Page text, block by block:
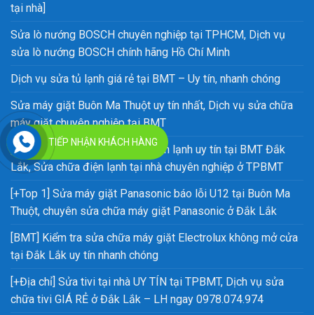
tại nhà]
Sửa lò nướng BOSCH chuyên nghiệp tại TPHCM, Dịch vụ
sửa lò nướng BOSCH chính hãng Hồ Chí Minh
Dịch vụ sửa tủ lạnh giá rẻ tại BMT – Uy tín, nhanh chóng
Sửa máy giặt Buôn Ma Thuột uy tín nhất, Dịch vụ sửa chữa
máy giặt chuyên nghiệp tại BMT
[TOP 1] Trung tâm sửa chữa điện lạnh uy tín tại BMT Đắk
Lắk, Sửa chữa điện lạnh tại nhà chuyên nghiệp ở TPBMT
[+Top 1] Sửa máy giặt Panasonic báo lỗi U12 tại Buôn Ma
Thuột, chuyên sửa chữa máy giặt Panasonic ở Đắk Lắk
[BMT] Kiểm tra sửa chữa máy giặt Electrolux không mở cửa
tại Đắk Lắk uy tín nhanh chóng
[+Địa chỉ] Sửa tivi tại nhà UY TÍN tại TPBMT, Dịch vụ sửa
chữa tivi GIÁ RẺ ở Đắk Lắk – LH ngay 0978.074.974
TIẾP NHẬN KHÁCH HÀNG